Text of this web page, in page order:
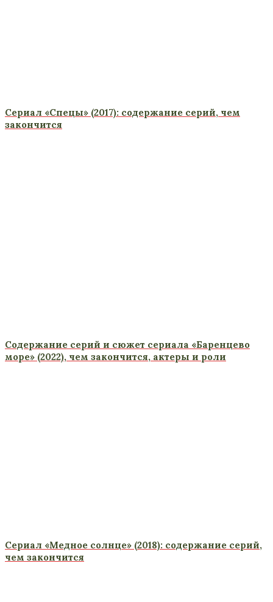
Сериал «Спецы» (2017): содержание серий, чем
закончится
Содержание серий и сюжет сериала «Баренцево
море» (2022), чем закончится, актеры и роли
Сериал «Медное солнце» (2018): содержание серий,
чем закончится